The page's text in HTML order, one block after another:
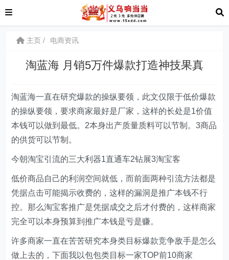
主页 电商资讯
淘蓝海 月销5万件爆款打造神技果真
淘蓝海一直在研究爆款的操纵要领，此文仅限于低价爆款
的操纵要领，要求商家最好是厂家，这样的长处是1价值
本钱可以做到最低。2本身出产质量质料可以节制。3商品
的供货可以节制。
今朝淘宝引流的三大利器1直通车2钻展3淘宝客
低价商品自己的利润空间就低，而前面两种引流方法都是
凭据点击可能揭示收费的，这样的漏洞是推广本钱不行
控。那么淘宝客推广是凭据成交之后才付费的，这样商家
完全可以本身预算到推广本钱是亏是赚。
许多商家一直在苦苦研究本身类目标爆款竞争敌手是怎么
做上去的，下面我以包包类目标一家TOP前10商家